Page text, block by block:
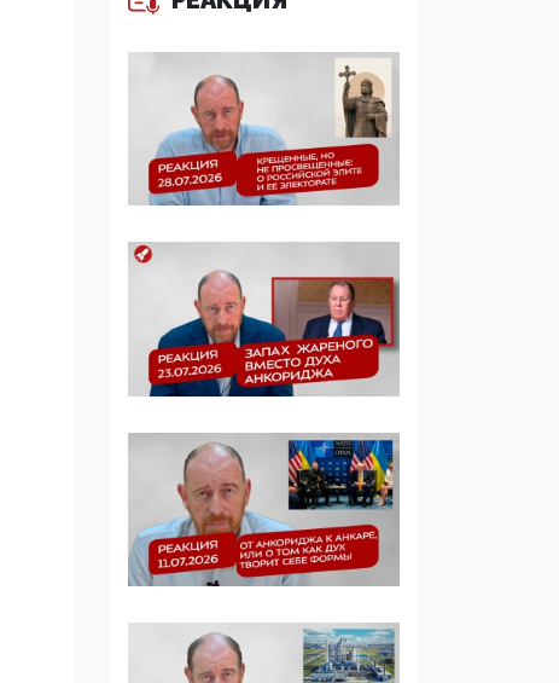
«Россия 809. Традиции
будущего»
09:40, 06 Мая 2026
Симулякр патриотизма
и благолепия:
среди молодежи снова
отдана на откуп
«движперам»
03:35, 25 Апреля 2026
120 лет
институт
народовластия
превратился в «чего
изволите» для
Правительства и АП
Социальный фонд
России – пионер